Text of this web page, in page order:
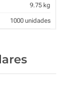
9.75 kg
1000 unidades